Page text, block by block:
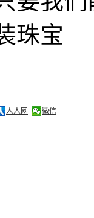
珠宝
人人网 微信